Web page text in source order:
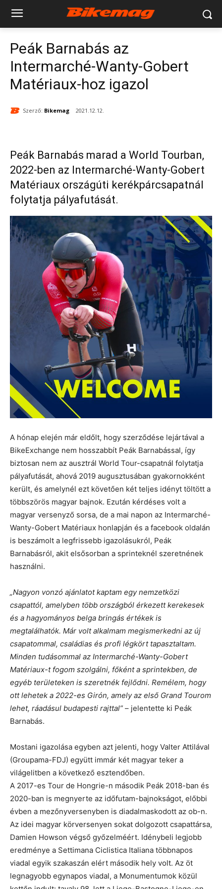
Peák Barnabás az
Intermarché-Wanty-Gobert
Matériaux-hoz igazol
Szerző: Bikemag 2021.12.12.
Peák Barnabás marad a World Tourban,
2022-ben az Intermarché-Wanty-Gobert
Matériaux országúti kerékpárcsapatnál
folytatja pályafutását.
A hónap elején már eldőlt, hogy szerződése lejártával a
BikeExchange nem hosszabbít Peák Barnabással, így
biztosan nem az ausztrál World Tour-csapatnál folytatja
pályafutását, ahová 2019 augusztusában gyakornokként
került, és amelynél ezt követően két teljes idényt töltött a
többszörös magyar bajnok. Ezután kérdéses volt a
magyar versenyző sorsa, de a mai napon az Intermarché-
Wanty-Gobert Matériaux honlapján és a facebook oldalán
is beszámolt a legfrissebb igazolásukról, Peák
Barnabásról, akit elsősorban a sprinteknél szeretnének
használni.
„Nagyon vonzó ajánlatot kaptam egy nemzetközi
csapattól, amelyben több országból érkezett kerekesek
és a hagyományos belga bringás értékek is
megtalálhatók. Már volt alkalmam megismerkedni az új
csapatommal, családias és profi légkört tapasztaltam.
Minden tudásommal az Intermarché-Wanty-Gobert
Matériaux-t fogom szolgálni, főként a sprintekben, de
egyéb területeken is szeretnék fejlődni. Remélem, hogy
ott lehetek a 2022-es Girón, amely az első Grand Tourom
lehet, ráadásul budapesti rajttal” – jelentette ki Peák
Barnabás.
Mostani igazolása egyben azt jelenti, hogy Valter Attilával
(Groupama-FDJ) együtt immár két magyar teker a
világelitben a következő esztendőben.
A 2017-es Tour de Hongrie-n második Peák 2018-ban és
2020-ban is megnyerte az időfutam-bajnokságot, előbbi
évben a mezőnyversenyben is diadalmaskodott az ob-n.
Az idei magyar körversenyen sokat dolgozott csapattársa,
Damien Howson végső győzelméért. Idénybeli legjobb
eredménye a Settimana Ciclistica Italiana többnapos
viadal egyik szakaszán elért második hely volt. Az öt
legnagyobb egynapos viadal, a Monumentumok közül